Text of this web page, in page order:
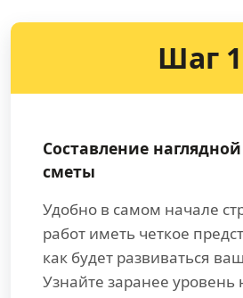
Шаг 1
Составление
сметы
Удобно в самом начале
работ иметь четкое
как будет развиваться
Узнайте заранее